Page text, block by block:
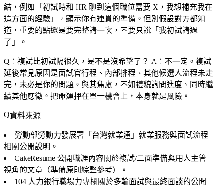
結，例如「初試時和 HR 聊到這個職位需要 X，我想補充我在
這方面的經驗」，顯示你有連貫的準備。但別假設對方都知
道，重要的點還是要完整講一次，不要只說「我初試講過
了」。
Q：複試比初試隔很久，是不是沒希望了？ A：不一定。複試
延後常見原因是面試官行程、內部排程、其他候選人流程未走
完，未必是你的問題。與其焦慮，不如禮貌詢問進度、同時繼
續其他應徵。把命運押在單一機會上，本身就是風險。
資料來源
勞動部勞動力發展署「台灣就業通」就業服務與面試流程
相關公開說明。
CakeResume 公開職涯內容關於複試/二面準備與用人主管
視角的文章（準備原則綜整參考）。
104 人力銀行職場力專欄關於多輪面試與最終面談的公開